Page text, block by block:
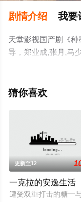
剧情介绍 我要
天堂影视国产剧《
导，郑业成,张月,马
天,宋禹,瑛子,王劲松
剧全集就上电影天堂
猜你喜欢
更新至12
一克拉的安逸生活
遭受双重打击的糖一